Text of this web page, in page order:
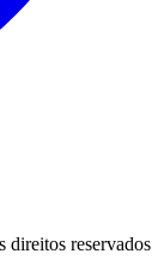
reservados